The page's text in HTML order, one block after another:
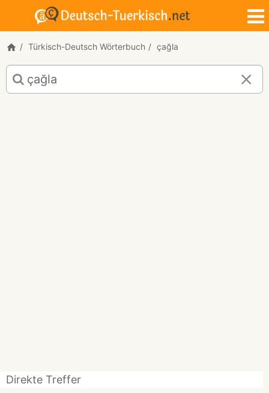
Türkisch-Deutsch Wörterbuch çağla
Türkisch-
Deutsch
Übersetzung
Direkte Treffer